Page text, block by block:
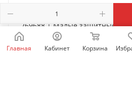
269688 | Малые защитные
M8 для NM8N-250 3P, Chint
Есть в наличии: 1976
Главная Кабинет Корзина